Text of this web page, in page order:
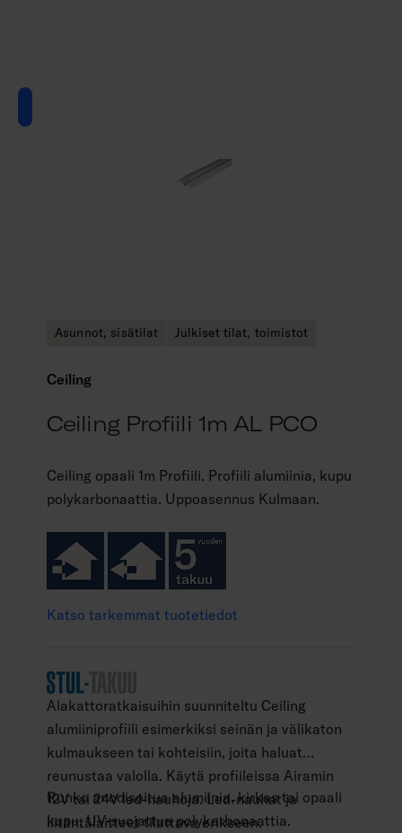
Asunnot, sisätilat Julkiset tilat, toimistot
Ceiling
Ceiling Profiili 1m AL PCO
Ceiling opaali 1m Profiili. Profiili alumiinia, kupu
polykarbonaattia. Uppoasennus Kulmaan.
Katso tarkemmat tuotetiedot
Alakattoratkaisuihin suunniteltu Ceiling
alumiiniprofiili esimerkiksi seinän ja välikaton
kulmaukseen tai kohteisiin, joita haluat
reunustaa valolla. Käytä profiileissa Airamin
12V tai 24V led-nauhoja. Led-nauhat ja
liitäntälaitteet tilattava erikseen.
Runko anodisoitua alumiinia, kirkas tai opaali
kupu, UV-suojattua polykarbonaattia.